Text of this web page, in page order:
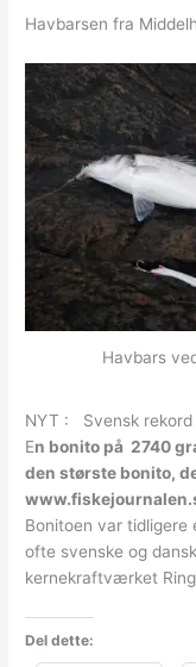
Havbarsen fra
Havbars
NYT : Svensk rekord
En bonito på 2740
den største bonito,
Bonitoen var
ofte svenske og
kernekraftværket
Del dette: